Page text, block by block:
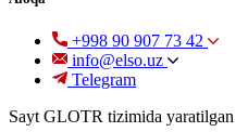
+998 90 907 73 42
info@elso.uz
Telegram
Sayt GLOTR tizimida yaratilgan